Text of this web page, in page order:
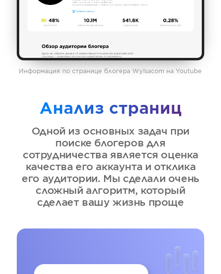
Информация по странице блогера Wylsacom на Youtube
Анализ страниц
Одной из основных задач при
поиске блогеров для
сотрудничества является оценка
качества его аккаунта и отклика
его аудитории. Мы сделали очень
сложный алгоритм, который
сделает вашу жизнь проще